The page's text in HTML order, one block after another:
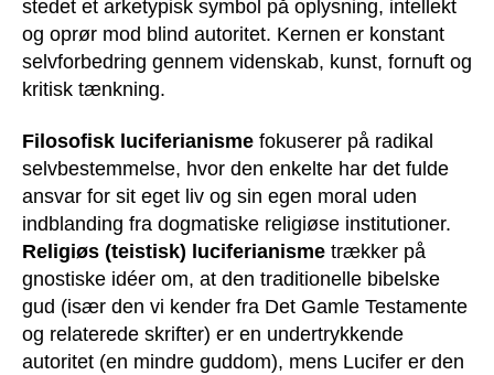
stedet et arketypisk symbol på oplysning, intellekt
og oprør mod blind autoritet. Kernen er konstant
selvforbedring gennem videnskab, kunst, fornuft og
kritisk tænkning.
Filosofisk luciferianisme fokuserer på radikal
selvbestemmelse, hvor den enkelte har det fulde
ansvar for sit eget liv og sin egen moral uden
indblanding fra dogmatiske religiøse institutioner.
Religiøs (teistisk) luciferianisme trækker på
gnostiske idéer om, at den traditionelle bibelske
gud (især den vi kender fra Det Gamle Testamente
og relaterede skrifter) er en undertrykkende
autoritet (en mindre guddom), mens Lucifer er den